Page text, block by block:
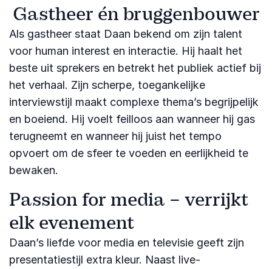
Gastheer én bruggenbouwer
Als gastheer staat Daan bekend om zijn talent
voor human interest en interactie. Hij haalt het
beste uit sprekers en betrekt het publiek actief bij
het verhaal. Zijn scherpe, toegankelijke
interviewstijl maakt complexe thema’s begrijpelijk
en boeiend. Hij voelt feilloos aan wanneer hij gas
terugneemt en wanneer hij juist het tempo
opvoert om de sfeer te voeden en eerlijkheid te
bewaken.
Passion for media – verrijkt
elk evenement
Daan’s liefde voor media en televisie geeft zijn
presentatiestijl extra kleur. Naast live-